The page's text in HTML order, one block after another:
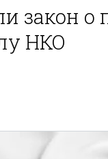
закон о
НКО